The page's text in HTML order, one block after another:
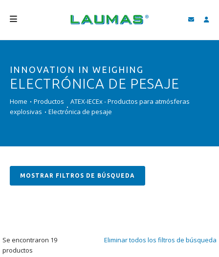
PRODUCTOS
SERVICIOS
ASISTENCIA Y DESCARGAS
NEWS
INNOVATION IN WEIGHING
ELECTRÓNICA DE PESAJE
Home Productos
ATEX-IECEx - Productos para atmósferas
explosivas
Electrónica de pesaje
MOSTRAR FILTROS DE BÚSQUEDA
Se encontraron 19
productos
Eliminar todos los filtros de búsqueda